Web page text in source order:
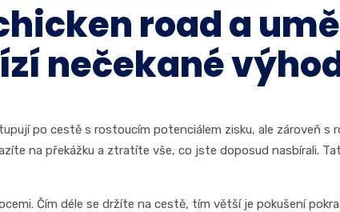
road a
nečekané
po cestě s rostoucím potenciálem zisku, ale zároveň s
na překážku a ztratíte vše, co jste doposud nasbírali.
Čím déle se držíte na cestě, tím větší je pokušení